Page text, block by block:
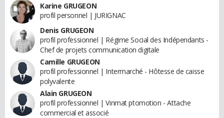
Karine GRUGEON
profil personnel | JURIGNAC
Denis GRUGEON
profil professionnel | Régime Social des Indépendants -
Chef de projets communication digitale
Camille GRUGEON
profil professionnel | Intermarché - Hôtesse de caisse
polyvalente
Alain GRUGEON
profil professionnel | Vinmat ptomotion - Attache
commercial et associé